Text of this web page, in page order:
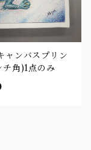
ャンバスプリン
チ角)1点のみ